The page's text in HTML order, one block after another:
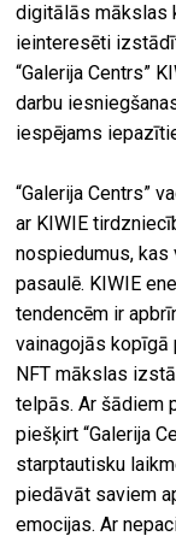
digitālās mākslas
ieinteresēti
“Galerija Centrs”
darbu
iespējams
“Galerija Centrs”
ar KIWIE
nospiedumus,
pasaulē. KIWIE
tendencēm ir
vainagojās kopīgā
NFT mākslas
telpās. Ar šādiem
piešķirt “Galerija
starptautisku
piedāvāt saviem
emocijas. Ar